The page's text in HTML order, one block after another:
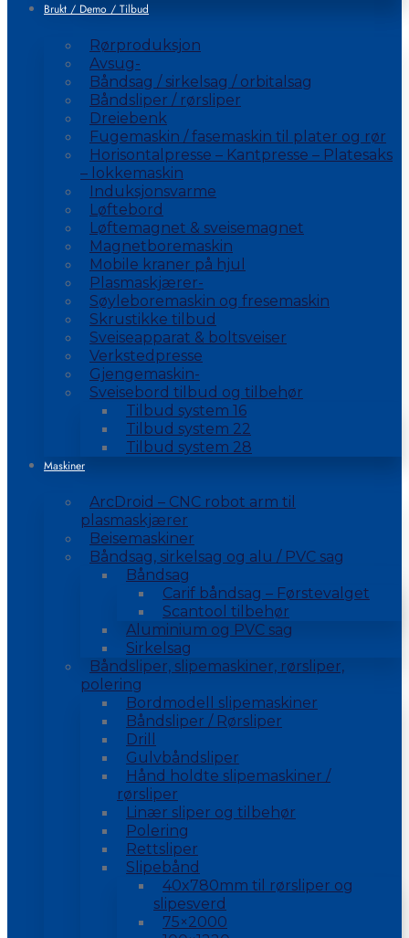
Brukt / Demo / Tilbud
Rørproduksjon
Avsug-
Båndsag / sirkelsag / orbitalsag
Båndsliper / rørsliper
Dreiebenk
Fugemaskin / fasemaskin til plater og rør
Horisontalpresse – Kantpresse – Platesaks
– lokkemaskin
Induksjonsvarme
Løftebord
Løftemagnet & sveisemagnet
Magnetboremaskin
Mobile kraner på hjul
Plasmaskjærer-
Søyleboremaskin og fresemaskin
Skrustikke tilbud
Sveiseapparat & boltsveiser
Verkstedpresse
Gjengemaskin-
Sveisebord tilbud og tilbehør
Tilbud system 16
Tilbud system 22
Tilbud system 28
Maskiner
ArcDroid – CNC robot arm til
plasmaskjærer
Beisemaskiner
Båndsag, sirkelsag og alu / PVC sag
Båndsag
Carif båndsag – Førstevalget
Scantool tilbehør
Aluminium og PVC sag
Sirkelsag
Båndsliper, slipemaskiner, rørsliper,
polering
Bordmodell slipemaskiner
Båndsliper / Rørsliper
Drill
Gulvbåndsliper
Hånd holdte slipemaskiner /
rørsliper
Linær sliper og tilbehør
Polering
Rettsliper
Slipebånd
40x780mm til rørsliper og
slipesverd
75×2000